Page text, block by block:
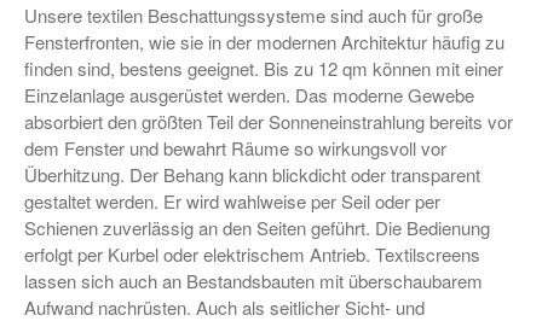
Unsere textilen Beschattungssysteme sind auch für große
Fensterfronten, wie sie in der modernen Architektur häufig zu
finden sind, bestens geeignet. Bis zu 12 qm können mit einer
Einzelanlage ausgerüstet werden. Das moderne Gewebe
absorbiert den größten Teil der Sonneneinstrahlung bereits vor
dem Fenster und bewahrt Räume so wirkungsvoll vor
Überhitzung. Der Behang kann blickdicht oder transparent
gestaltet werden. Er wird wahlweise per Seil oder per
Schienen zuverlässig an den Seiten geführt. Die Bedienung
erfolgt per Kurbel oder elektrischem Antrieb. Textilscreens
lassen sich auch an Bestandsbauten mit überschaubarem
Aufwand nachrüsten. Auch als seitlicher Sicht- und